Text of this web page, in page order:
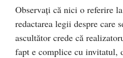
Observați că nici o referire
redactarea legii despre care
ascultător crede că
fapt e complice cu invitatul,